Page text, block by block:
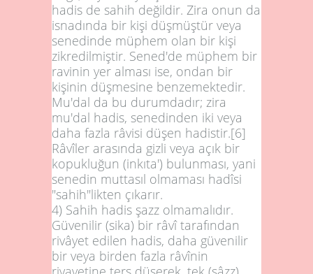
hadis de sahih değildir. Zira onun da
isnadında bir kişi düşmüştür veya
senedinde müphem olan bir kişi
zikredilmiştir. Sened'de müphem bir
ravinin yer alması ise, ondan bir
kişinin düşmesine benzemektedir.
Mu'dal da bu durumdadır; zira
mu'dal hadis, senedinden iki veya
daha fazla râvisi düşen hadistir.[6]
Râvîler arasında gizli veya açık bir
kopukluğun (inkıta') bulunması, yani
senedin muttasıl olmaması hadîsi
"sahih"likten çıkarır.
4) Sahih hadis şazz olmamalıdır.
Güvenilir (sika) bir râvî tarafından
rivâyet edilen hadis, daha güvenilir
bir veya birden fazla râvînin